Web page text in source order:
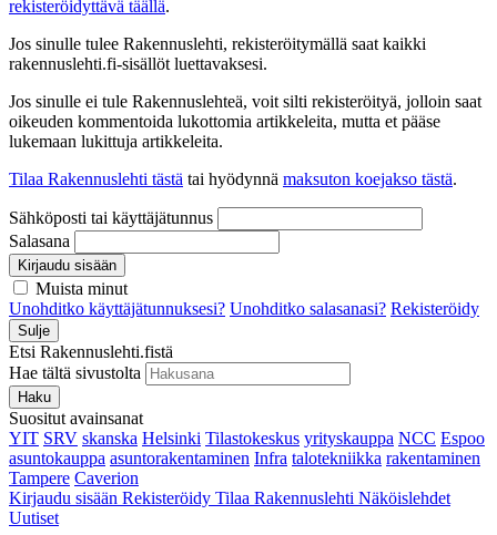
rekisteröidyttävä täällä.
Jos sinulle tulee Rakennuslehti, rekisteröitymällä saat kaikki
rakennuslehti.fi-sisällöt luettavaksesi.
Jos sinulle ei tule Rakennuslehteä, voit silti rekisteröityä, jolloin saat
oikeuden kommentoida lukottomia artikkeleita, mutta et pääse
lukemaan lukittuja artikkeleita.
Tilaa Rakennuslehti tästä tai hyödynnä maksuton koejakso tästä.
Sähköposti tai käyttäjätunnus
Salasana
Kirjaudu sisään
Muista minut
Unohditko käyttäjätunnuksesi? Unohditko salasanasi? Rekisteröidy
Sulje
Etsi Rakennuslehti.fistä
Hae tältä sivustolta
Haku
Suositut avainsanat
YIT SRV skanska Helsinki Tilastokeskus yrityskauppa NCC Espoo
asuntokauppa asuntorakentaminen Infra talotekniikka rakentaminen
Tampere Caverion
Kirjaudu sisään Rekisteröidy Tilaa Rakennuslehti Näköislehdet
Uutiset